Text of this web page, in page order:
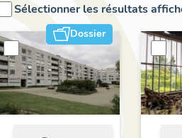
Sélectionner les résultats
Dossier